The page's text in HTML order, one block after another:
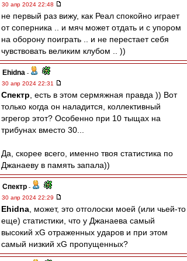
30 апр 2024 22:48
не первый раз вижу, как Реал спокойно играет
от соперника .. и мяч может отдать и с упором
на оборону поиграть .. и не перестает себя
чувствовать великим клубом .. ))
Ehidna -
30 апр 2024 22:31
Спектр , есть в этом сермяжная правда )) Вот
только когда он наладится, коллективный
эгрегор этот? Особенно при 10 тыщах на
трибунах вместо 30...
Да, скорее всего, именно твоя статистика по
Джанаеву в память запала))
Спектр -
30 апр 2024 22:29
Ehidna , может, это отголоски моей (или чьей-то
еще) статистики, что у Джанаева самый
высокий xG отраженных ударов и при этом
самый низкий xG пропущенных?